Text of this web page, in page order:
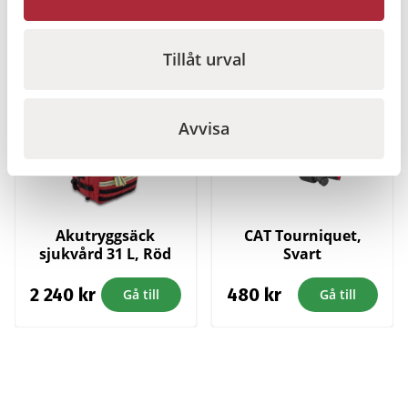
Tillåt urval
Avvisa
Akutryggsäck
sjukvård 31 L, Röd
2 240 kr Gå till
CAT Tourniquet,
Svart
480 kr Gå till